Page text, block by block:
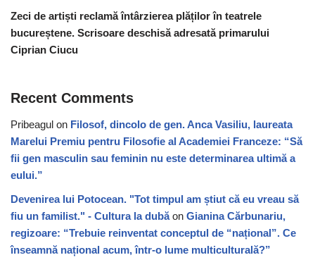
Zeci de artiști reclamă întârzierea plăților în teatrele
bucureștene. Scrisoare deschisă adresată primarului
Ciprian Ciucu
Recent Comments
Pribeagul on Filosof, dincolo de gen. Anca Vasiliu, laureata
Marelui Premiu pentru Filosofie al Academiei Franceze: “Să
fii gen masculin sau feminin nu este determinarea ultimă a
eului.”
Devenirea lui Potocean. "Tot timpul am știut că eu vreau să
fiu un familist." - Cultura la dubăon Gianina Cărbunariu,
regizoare: “Trebuie reinventat conceptul de “național”. Ce
înseamnă național acum, într-o lume multiculturală?”